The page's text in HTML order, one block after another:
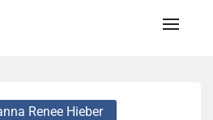
Renee Hieber